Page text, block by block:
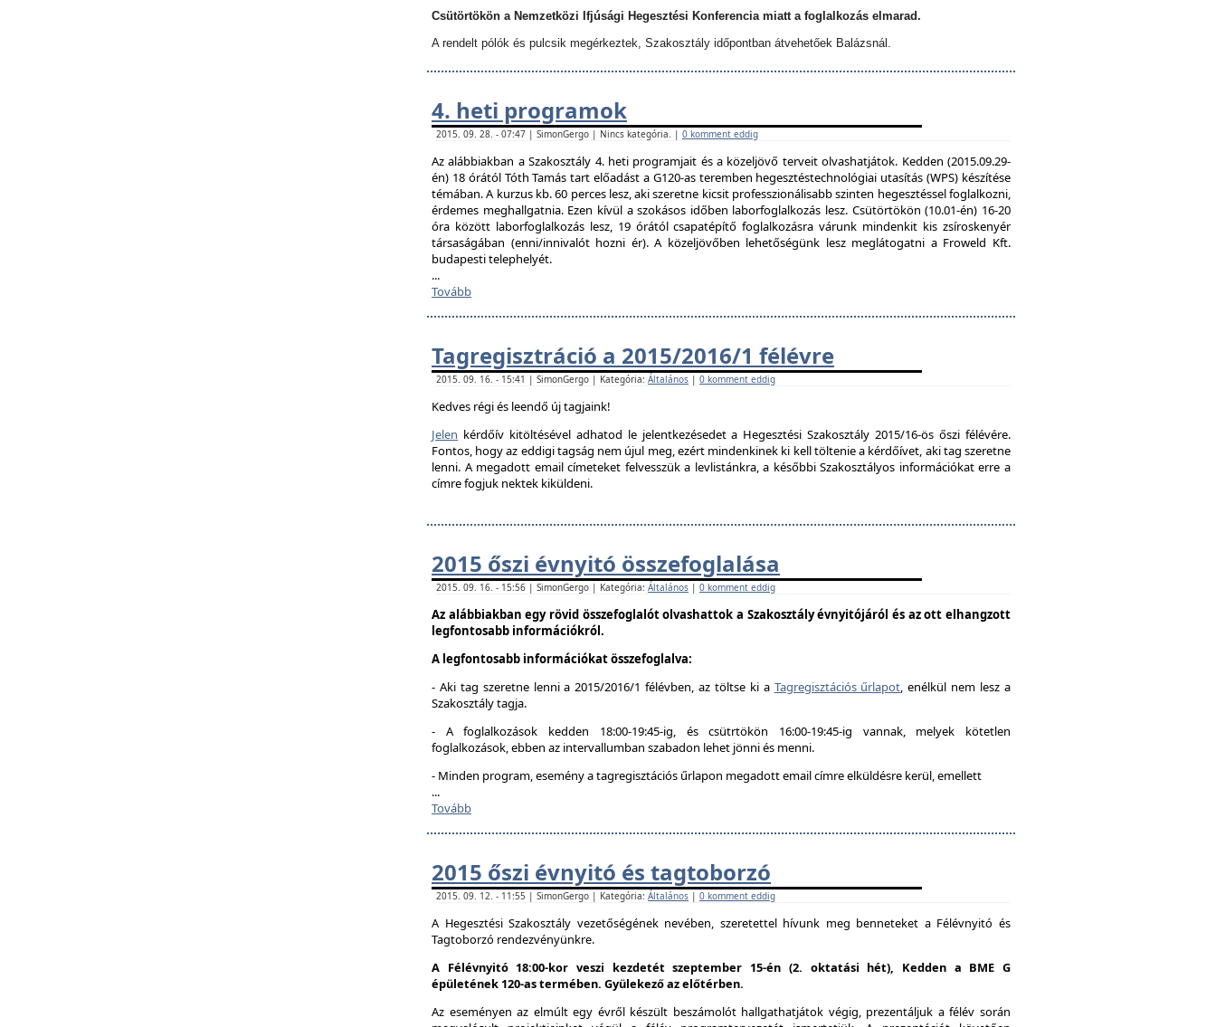
Csütörtökön a Nemzetközi Ifjúsági Hegesztési Konferencia miatt a foglalkozás elmarad.
A rendelt pólók és pulcsik megérkeztek, Szakosztály időpontban átvehetőek Balázsnál.
4. heti programok
2015. 09. 28. - 07:47 | SimonGergo | Nincs kategória. | 0 komment eddig
Az alábbiakban a Szakosztály 4. heti programjait és a közeljövő terveit olvashatjátok. Kedden (2015.09.29-
én) 18 órától Tóth Tamás tart előadást a G120-as teremben hegesztéstechnológiai utasítás (WPS) készítése
témában. A kurzus kb. 60 perces lesz, aki szeretne kicsit professzionálisabb szinten hegesztéssel foglalkozni,
érdemes meghallgatnia. Ezen kívül a szokásos időben laborfoglalkozás lesz. Csütörtökön (10.01-én) 16-20
óra között laborfoglalkozás lesz, 19 órától csapatépítő foglalkozásra várunk mindenkit kis zsíroskenyér
társaságában (enni/innivalót hozni ér). A közeljövőben lehetőségünk lesz meglátogatni a Froweld Kft.
budapesti telephelyét.
...
Tovább
Tagregisztráció a 2015/2016/1 félévre
2015. 09. 16. - 15:41 | SimonGergo | Kategória: Általános | 0 komment eddig
Kedves régi és leendő új tagjaink!
Jelen kérdőív kitöltésével adhatod le jelentkezésedet a Hegesztési Szakosztály 2015/16-ös őszi félévére.
Fontos, hogy az eddigi tagság nem újul meg, ezért mindenkinek ki kell töltenie a kérdőívet, aki tag szeretne
lenni. A megadott email címeteket felvesszük a levlistánkra, a későbbi Szakosztályos információkat erre a
címre fogjuk nektek kiküldeni.
2015 őszi évnyitó összefoglalása
2015. 09. 16. - 15:56 | SimonGergo | Kategória: Általános | 0 komment eddig
Az alábbiakban egy rövid összefoglalót olvashattok a Szakosztály évnyitójáról és az ott elhangzott
legfontosabb információkról.
A legfontosabb információkat összefoglalva:
- Aki tag szeretne lenni a 2015/2016/1 félévben, az töltse ki a Tagregisztációs űrlapot, enélkül nem lesz a
Szakosztály tagja.
- A foglalkozások kedden 18:00-19:45-ig, és csütrtökön 16:00-19:45-ig vannak, melyek kötetlen
foglalkozások, ebben az intervallumban szabadon lehet jönni és menni.
- Minden program, esemény a tagregisztációs űrlapon megadott email címre elküldésre kerül, emellett
...
Tovább
2015 őszi évnyitó és tagtoborzó
2015. 09. 12. - 11:55 | SimonGergo | Kategória: Általános | 0 komment eddig
A Hegesztési Szakosztály vezetőségének nevében, szeretettel hívunk meg benneteket a Félévnyitó és
Tagtoborzó rendezvényünkre.
A Félévnyitó 18:00-kor veszi kezdetét szeptember 15-én (2. oktatási hét), Kedden a BME G
épületének 120-as termében. Gyülekező az előtérben.
Az eseményen az elmúlt egy évről készült beszámolót hallgathatjátok végig, prezentáljuk a félév során